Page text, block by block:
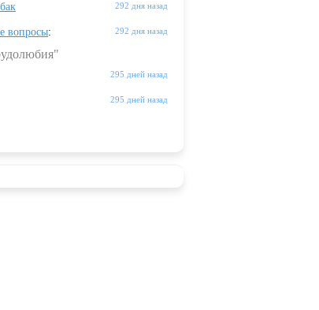
292 дня назад
292 дня назад
вопросы:
295 дней назад
295 дней назад